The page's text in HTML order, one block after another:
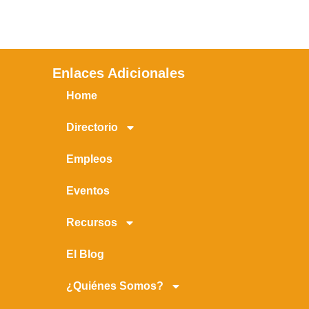
Enlaces Adicionales
Home
Directorio
Empleos
Eventos
Recursos
El Blog
¿Quiénes Somos?